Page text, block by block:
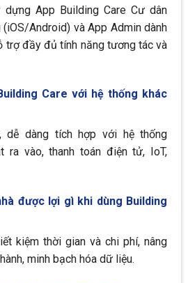
dựng App Building Care Cư dân
Android) và App Admin dành
trợ đầy đủ tính năng tương tác và
Care với hệ thống khác
dễ dàng tích hợp với hệ thống
ra vào, thanh toán điện tử, IoT,
được lợi gì khi dùng Building
kiệm thời gian và chi phí, nâng
minh bạch hóa dữ liệu.